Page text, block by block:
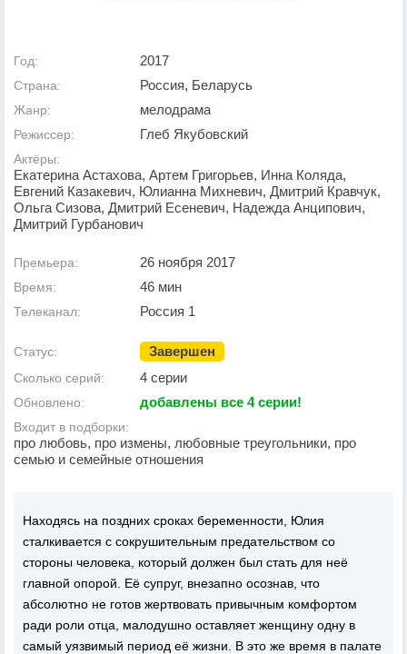
Год: 2017
Страна: Россия, Беларусь
Жанр: мелодрама
Режиссер: Глеб Якубовский
Актёры:
Екатерина Астахова, Артем Григорьев, Инна Коляда,
Евгений Казакевич, Юлианна Михневич, Дмитрий Кравчук,
Ольга Сизова, Дмитрий Есеневич, Надежда Анципович,
Дмитрий Гурбанович
Премьера: 26 ноября 2017
Время: 46 мин
Телеканал: Россия 1
Статус: Завершен
Сколько серий: 4 серии
Обновлено: добавлены все 4 серии!
Входит в подборки:
про любовь, про измены, любовные треугольники, про
семью и семейные отношения
Находясь на поздних сроках беременности, Юлия
сталкивается с сокрушительным предательством со
стороны человека, который должен был стать для неё
главной опорой. Её супруг, внезапно осознав, что
абсолютно не готов жертвовать привычным комфортом
ради роли отца, малодушно оставляет женщину одну в
самый уязвимый период её жизни. В это же время в палате